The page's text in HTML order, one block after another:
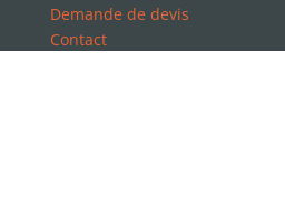
Demande de devis
Contact